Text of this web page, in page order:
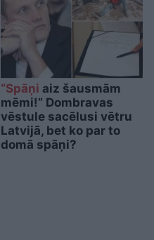
“Spāņi aiz šausmām
mēmi!” Dombravas
vēstule sacēlusi vētru
Latvijā, bet ko par to
domā spāņi?